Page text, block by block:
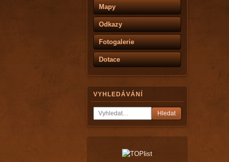
Mapy
Odkazy
Fotogalerie
Dotace
VYHLEDÁVÁNÍ
Hledat